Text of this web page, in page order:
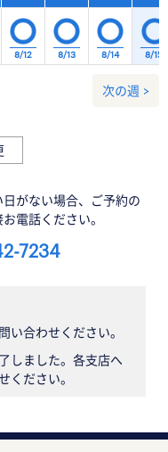
8/12 8/13 8/14 8/15
次の週 >
がない場合、ご予約の
電話ください。
7234
い合わせください。
しました。各支店へ
ください。